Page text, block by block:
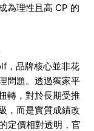
為理性且高 CP 的
，品牌核心並非花
問題。透過獨家平
轉，對於長期受推
，而是實質成績改
定價相對透明，官